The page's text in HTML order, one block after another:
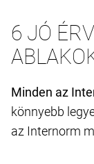
6 JÓ
Minden az
könnyebb
az Internorm